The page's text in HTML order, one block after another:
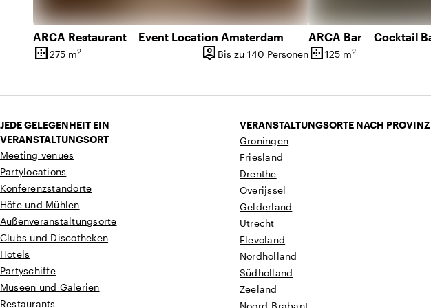
ARCA Restaurant – Event Location Amsterdam
border_outer
Oberfläche
275 m2 person_pin
Kapazität
Bis zu 140 Personen border_outer
Oberfläche
125 m2
JEDE GELEGENHEIT EIN
VERANSTALTUNGSORT
Meeting venues
Partylocations
Konferenzstandorte
Höfe und Mühlen
Außenveranstaltungsorte
Clubs und Discotheken
Hotels
Partyschiffe
Museen und Galerien
Restaurants
VERANSTALTUNGSORTE NACH PROVINZ
Groningen
Friesland
Drenthe
Overijssel
Gelderland
Utrecht
Flevoland
Nordholland
Südholland
Zeeland